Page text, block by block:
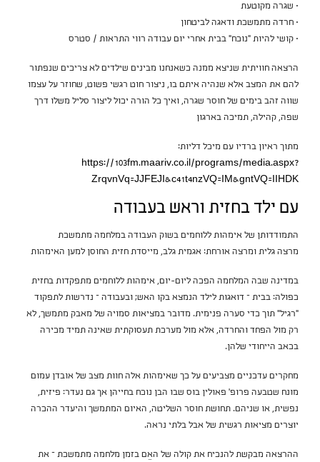
• שגרה מקוטעת
• חרדה מתמשכת ודאגה לביטחון
• קושי להיות “נוכח” בבית אחרי יום עבודה רווי התראות / סטרס
הרצאה חוויתית שניצא ממנה כשאנחנו מבינים שילדים לא צריכים שנפתור
להם את המצב אלא שנהיה איתם בו, ניצור חוט רגשי פשוט, שחוזר על עצמו
שווה זהב בימים של חוסר שגרה, ואיך כל הורה יכול ליצור סליל משלו דרך
שפה, קהילה, תמיכה בארגון
מתוך ראיון ברדיו עם מיכל דליות:
https://103fm.maariv.co.il/programs/media.aspx?
ZrqvnVq=JJFEJI&c41t4nzVQ=IM&gntVQ=IIHDK
עם ילד בחזית וראש בעבודה
התמודדותן של אימהות ללוחמים בשוק העבודה במלחמה מתמשכת
מרצה גלית ומרצה אורחת: אגמית גלב, מייסדת חזית החוסן למען האימהות
במדינה שבה המלחמה הפכה ליום-יום, אימהות ללוחמים מתפקדות בחזית
כפולה: בבית – דואגות לילד הנמצא בקו האש; ובעבודה – נדרשות לתפקוד
“רגיל” תוך כדי סערה פנימית. מדובר במציאות סמויה של מאבק מתמשך, לא
רק מול הפחד והחרדה, אלא מול מערכת תעסוקתית שאינה תמיד מכירה
בכאב הייחודי שלהן.
מחקרים עדכניים מצביעים על כך שאימהות אלה חוות מצב של אובדן עמום
מונח שטבעה פרופ’ פאולין בוס שבו הבן נוכח בחייהן אך גם נעדר: פיזית,
נפשית, או שניהם. תחושת חוסר השליטה, האיום המתמשך והיעדר ההכרה
יוצרים מציאות רגשית של אבל בלתי נראה.
ההרצאה מבקשת להנכיח את קולה של האֵם בזמן מלחמה מתמשכת – את